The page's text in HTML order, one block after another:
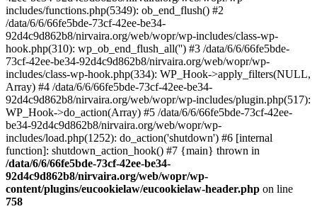
includes/functions.php(5349): ob_end_flush() #2
/data/6/6/66fe5bde-73cf-42ee-be34-
92d4c9d862b8/nirvaira.org/web/wopr/wp-includes/class-wp-
hook.php(310): wp_ob_end_flush_all('') #3 /data/6/6/66fe5bde-
73cf-42ee-be34-92d4c9d862b8/nirvaira.org/web/wopr/wp-
includes/class-wp-hook.php(334): WP_Hook->apply_filters(NULL,
Array) #4 /data/6/6/66fe5bde-73cf-42ee-be34-
92d4c9d862b8/nirvaira.org/web/wopr/wp-includes/plugin.php(517):
WP_Hook->do_action(Array) #5 /data/6/6/66fe5bde-73cf-42ee-
be34-92d4c9d862b8/nirvaira.org/web/wopr/wp-
includes/load.php(1252): do_action('shutdown') #6 [internal
function]: shutdown_action_hook() #7 {main} thrown in
/data/6/6/66fe5bde-73cf-42ee-be34-
92d4c9d862b8/nirvaira.org/web/wopr/wp-
content/plugins/eucookielaw/eucookielaw-header.php on line
758